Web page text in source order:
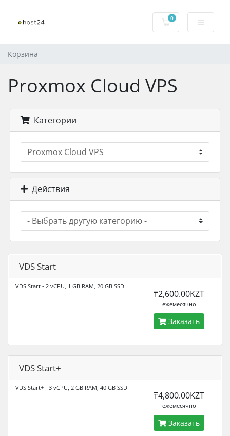
0
Корзина
Корзина
Proxmox Cloud VPS
Категории
Действия
VDS Start
VDS Start - 2 vCPU, 1 GB RAM, 20 GB SSD
₸2,600.00KZT
ежемесячно
Заказать
VDS Start+
VDS Start+ - 3 vCPU, 2 GB RAM, 40 GB SSD
₸4,800.00KZT
ежемесячно
Заказать